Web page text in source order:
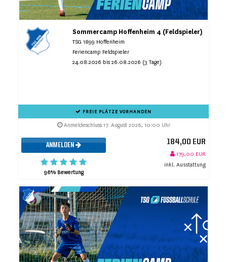
Sommercamp Hoffenheim 4 (Feldspieler)
TSG 1899 Hoffenheim
Feriencamp Feldspieler
24.08.2026 bis 26.08.2026 (3 Tage)
FREIE PLÄTZE VORHANDEN
Anmeldeschluss 17. August 2026, 10:00 Uhr
ANMELDEN
96% Bewertung
184,00 EUR
179,00 EUR
inkl. Ausstattung